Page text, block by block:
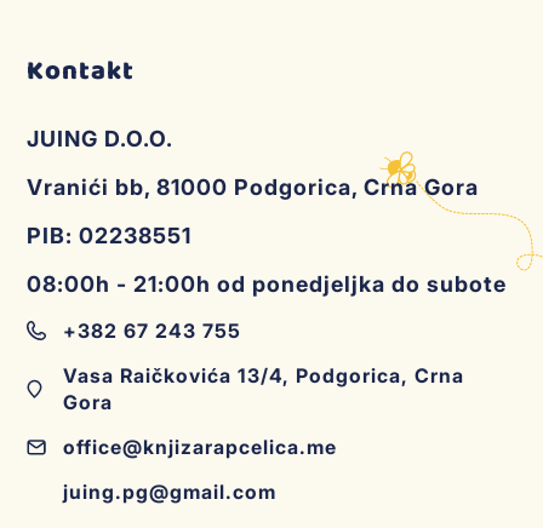
Kontakt
JUING D.O.O.
Vranići bb, 81000 Podgorica, Crna Gora
PIB: 02238551
08:00h - 21:00h od ponedjeljka do subote
+382 67 243 755
Vasa Raičkovića 13/4, Podgorica, Crna
Gora
office@knjizarapcelica.me
juing.pg@gmail.com